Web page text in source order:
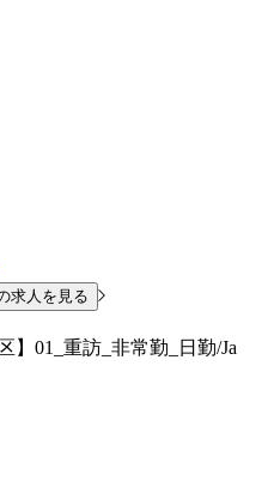
求人を見る
】01_重訪_非常勤_日勤/Ja